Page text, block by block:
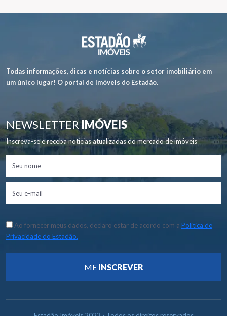
Todas informações, dicas e notícias sobre o setor imobiliário em
um único lugar! O portal de Imóveis do Estadão.
NEWSLETTERIMÓVEIS
Inscreva-se e receba notícias atualizadas do mercado de imóveis
Ao fornecer meus dados, declaro estar de acordo com a Política de
Privacidade do Estadão.
ME INSCREVER